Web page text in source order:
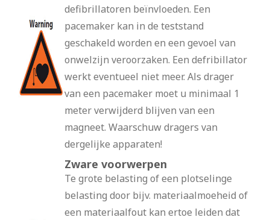
defibrillatoren beïnvloeden. Een
pacemaker kan in de teststand
geschakeld worden en een gevoel van
onwelzijn veroorzaken. Een defribillator
werkt eventueel niet meer. Als drager
van een pacemaker moet u minimaal 1
meter verwijderd blijven van een
magneet. Waarschuw dragers van
dergelijke apparaten!
Zware voorwerpen
Te grote belasting of een plotselinge
belasting door bijv. materiaalmoeheid of
een materiaalfout kan ertoe leiden dat